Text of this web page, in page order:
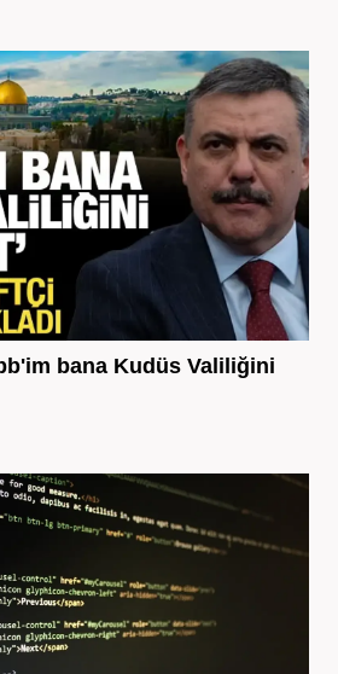
bana Kudüs Valiliğini